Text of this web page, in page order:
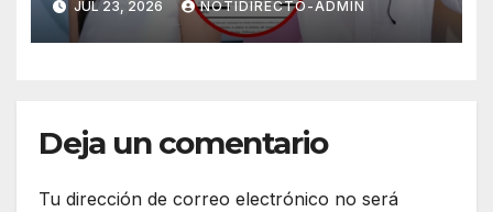
y psicológica de Masad
Altamimi, integrante de La
JUL 23, 2026 NOTIDIRECTO-ADMIN
Deja un comentario
Tu dirección de correo electrónico no será